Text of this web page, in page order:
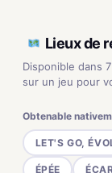
Lieux de
Disponible dans
sur un jeu pour
Obtenable
LET'S GO,
ÉPÉE